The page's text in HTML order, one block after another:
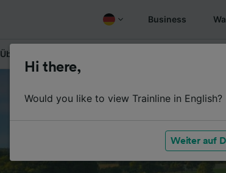
Business
Überblick
Hi there,
Would you like to view Trainline in English?
Weiter auf